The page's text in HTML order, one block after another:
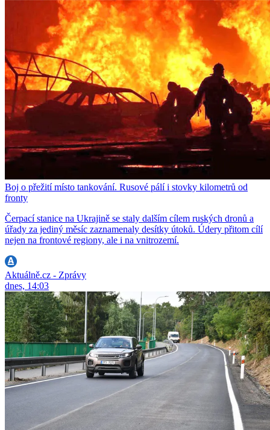
Boj o přežití místo tankování. Rusové pálí i stovky kilometrů od
fronty
Čerpací stanice na Ukrajině se staly dalším cílem ruských dronů a
úřady za jediný měsíc zaznamenaly desítky útoků. Údery přitom cílí
nejen na frontové regiony, ale i na vnitrozemí.
Aktuálně.cz - Zprávy
dnes, 14:03